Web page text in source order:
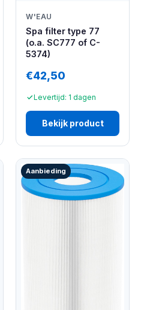
W'EAU
Spa filter type 77
(o.a. SC777 of C-
5374)
€42,50
Levertijd: 1 dagen
Bekijk product
Aanbieding